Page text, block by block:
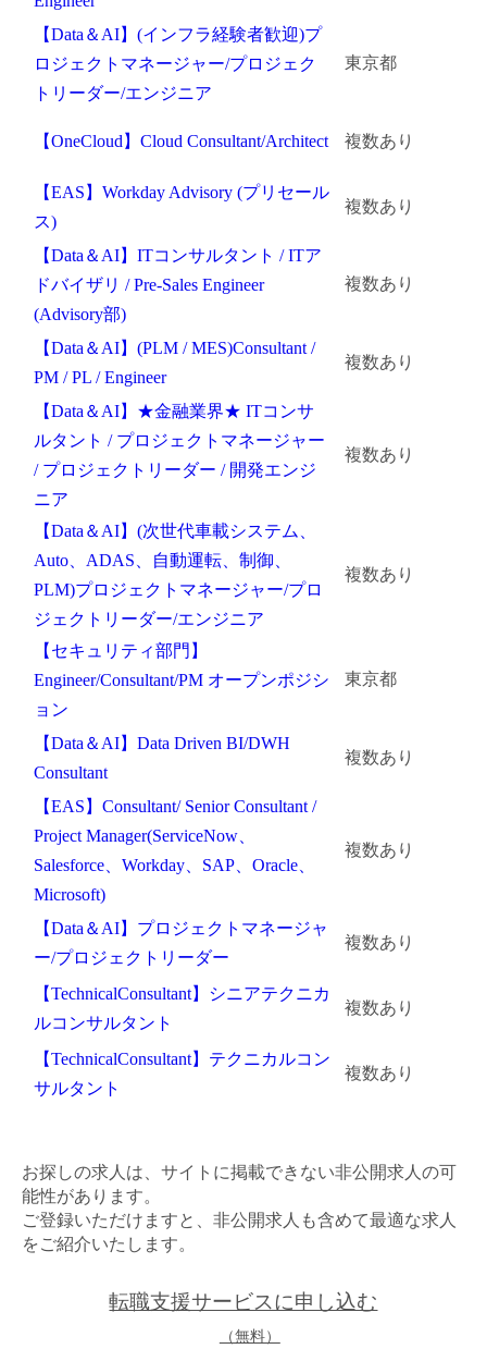
【Data＆AI】(インフラ経験者歓迎)プ
ロジェクトマネージャー/プロジェク
トリーダー/エンジニア
東京都
【OneCloud】Cloud Consultant/Architect 複数あり
【EAS】Workday Advisory (プリセール
ス)
複数あり
【Data＆AI】ITコンサルタント / ITア
ドバイザリ / Pre-Sales Engineer
(Advisory部)
複数あり
【Data＆AI】(PLM / MES)Consultant /
PM / PL / Engineer
複数あり
【Data＆AI】★金融業界★ ITコンサ
ルタント / プロジェクトマネージャー
/ プロジェクトリーダー / 開発エンジ
ニア
複数あり
【Data＆AI】(次世代車載システム、
Auto、ADAS、自動運転、制御、
PLM)プロジェクトマネージャー/プロ
ジェクトリーダー/エンジニア
複数あり
【セキュリティ部門】
Engineer/Consultant/PM オープンポジシ
ョン
東京都
【Data＆AI】Data Driven BI/DWH
Consultant
複数あり
【EAS】Consultant/ Senior Consultant /
Project Manager(ServiceNow、
Salesforce、Workday、SAP、Oracle、
Microsoft)
複数あり
【Data＆AI】プロジェクトマネージャ
ー/プロジェクトリーダー
複数あり
【TechnicalConsultant】シニアテクニカ
ルコンサルタント
複数あり
【TechnicalConsultant】テクニカルコン
サルタント
複数あり
お探しの求人は、サイトに掲載できない非公開求人の可
能性があります。
ご登録いただけますと、非公開求人も含めて最適な求人
をご紹介いたします。
転職支援サービスに申し込む
（無料）